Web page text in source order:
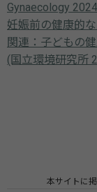
Gynaecology
妊娠前の健康的
関連：子どもの
(国立環境研究所
本サイトに